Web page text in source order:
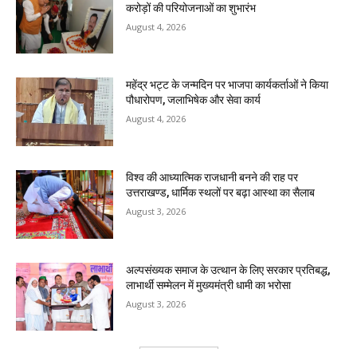
करोड़ों की परियोजनाओं का शुभारंभ
August 4, 2026
महेंद्र भट्ट के जन्मदिन पर भाजपा कार्यकर्ताओं ने किया
पौधारोपण, जलाभिषेक और सेवा कार्य
August 4, 2026
विश्व की आध्यात्मिक राजधानी बनने की राह पर
उत्तराखण्ड, धार्मिक स्थलों पर बढ़ा आस्था का सैलाब
August 3, 2026
अल्पसंख्यक समाज के उत्थान के लिए सरकार प्रतिबद्ध,
लाभार्थी सम्मेलन में मुख्यमंत्री धामी का भरोसा
August 3, 2026